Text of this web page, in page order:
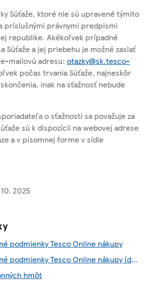
Súťaže, ktoré nie sú upravené týmito
príslušnými právnymi predpismi
republike. Akékoľvek prípadné
Súťaže a jej priebehu je možné zaslať
mailovú adresu: otazky@sk.tesco-
počas trvania Súťaže, najneskôr
inak na sťažnosť nebude
o sťažnosti sa považuje za
sú k dispozícii na webovej adrese
a v písomnej forme v sídle
2025
podmienky Tesco Online nákupy
Všeobecné obchodné podmienky Tesco Online nákupy (do 6.8.2026)
hmôt